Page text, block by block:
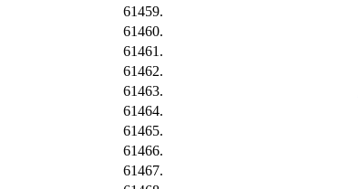
61459.
61460.
61461.
61462.
61463.
61464.
61465.
61466.
61467.